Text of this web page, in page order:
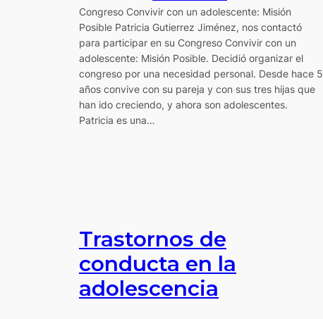
Congreso Convivir con un adolescente: Misión
Posible Patricia Gutierrez Jiménez, nos contactó
para participar en su Congreso Convivir con un
adolescente: Misión Posible. Decidió organizar el
congreso por una necesidad personal. Desde hace 5
años convive con su pareja y con sus tres hijas que
han ido creciendo, y ahora son adolescentes.
Patricia es una…
Trastornos de
conducta en la
adolescencia